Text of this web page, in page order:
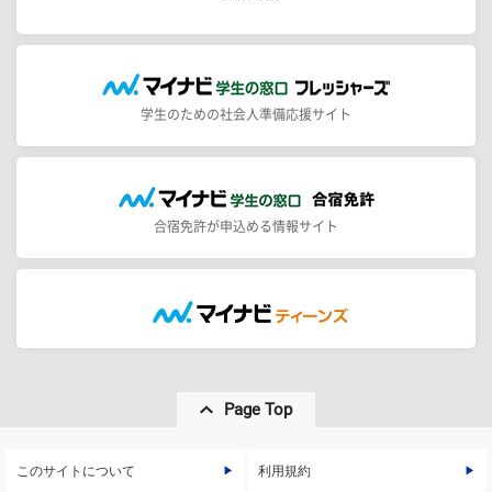
学生のための社会人準備応援サイト
合宿免許が申込める情報サイト
Page Top
このサイトについて 利用規約